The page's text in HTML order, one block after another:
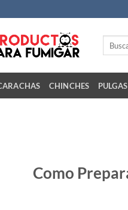
CHINCHES PULGAS
Como